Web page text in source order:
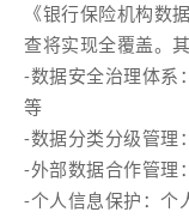
《银行保险机构数
查将实现全覆盖。
-数据安全治理体系
等
-数据分类分级管理
-外部数据合作管理
-个人信息保护：个